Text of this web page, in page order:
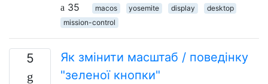
35
macos yosemite display
desktop
mission-control
5
Як змінити масштаб / поведінку
"зеленої кнопки"